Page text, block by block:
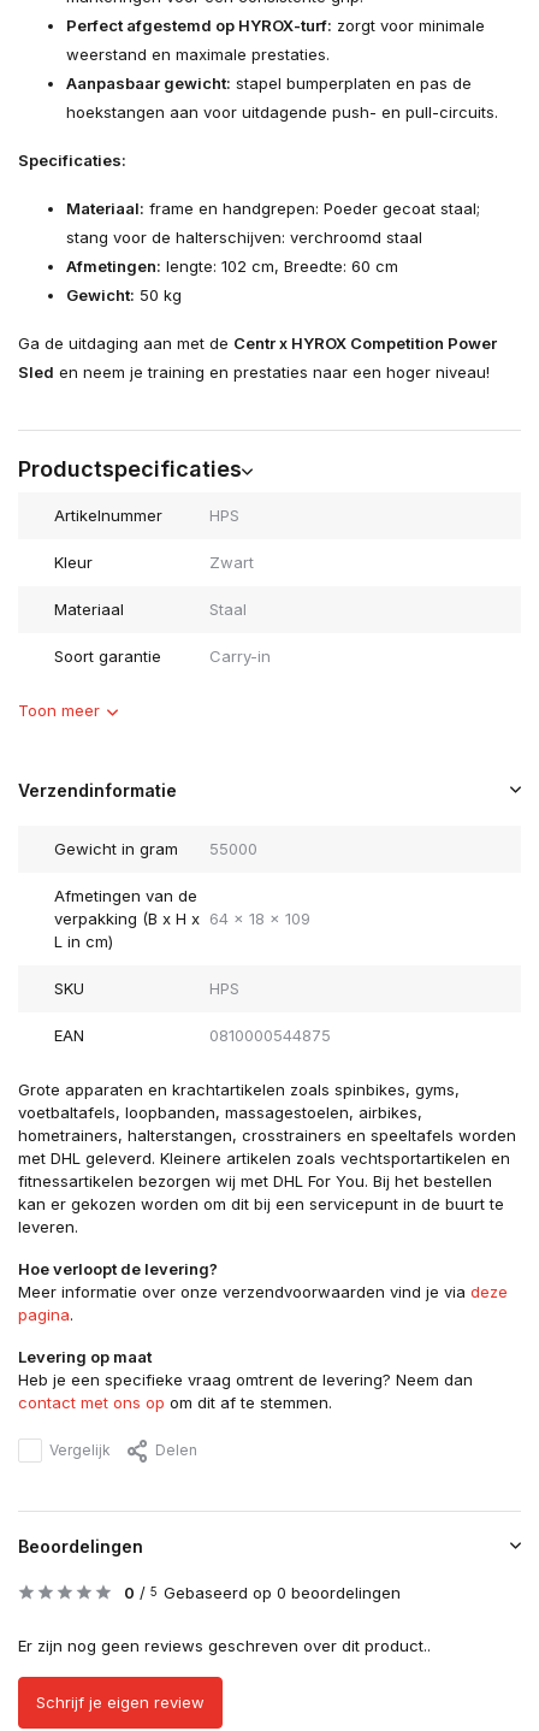
Perfect afgestemd op HYROX-turf: zorgt voor minimale
weerstand en maximale prestaties.
Aanpasbaar gewicht: stapel bumperplaten en pas de
hoekstangen aan voor uitdagende push- en pull-circuits.
Specificaties:
Materiaal: frame en handgrepen: Poeder gecoat staal;
stang voor de halterschijven: verchroomd staal
Afmetingen: lengte: 102 cm, Breedte: 60 cm
Gewicht: 50 kg
Ga de uitdaging aan met de Centr x HYROX Competition Power
Sled en neem je training en prestaties naar een hoger niveau!
Productspecificaties
Artikelnummer HPS
Kleur Zwart
Materiaal Staal
Soort garantie Carry-in
Toon meer
Verzendinformatie
Gewicht in gram 55000
Afmetingen van de
verpakking (B x H x
L in cm)
64 x 18 x 109
SKU HPS
EAN 0810000544875
Grote apparaten en krachtartikelen zoals spinbikes, gyms,
voetbaltafels, loopbanden, massagestoelen, airbikes,
hometrainers, halterstangen, crosstrainers en speeltafels worden
met DHL geleverd. Kleinere artikelen zoals vechtsportartikelen en
fitnessartikelen bezorgen wij met DHL For You. Bij het bestellen
kan er gekozen worden om dit bij een servicepunt in de buurt te
leveren.
Hoe verloopt de levering?
Meer informatie over onze verzendvoorwaarden vind je via deze
pagina.
Levering op maat
Heb je een specifieke vraag omtrent de levering? Neem dan
contact met ons op om dit af te stemmen.
Vergelijk Delen
Beoordelingen
0 / 5 Gebaseerd op 0 beoordelingen
Er zijn nog geen reviews geschreven over dit product..
Schrijf je eigen review